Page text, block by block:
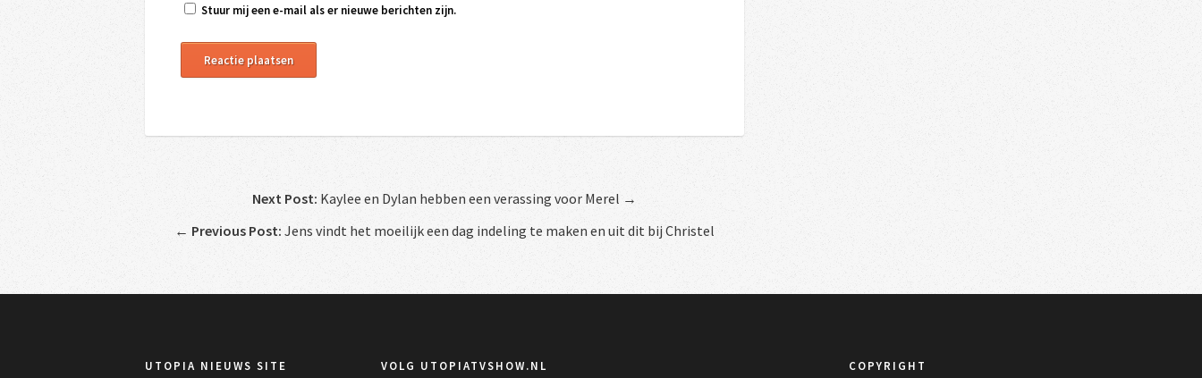
Stuur mij een e-mail als er nieuwe berichten zijn.
Next Post: Kaylee en Dylan hebben een verassing voor Merel →
← Previous Post: Jens vindt het moeilijk een dag indeling te maken en uit dit bij Christel
UTOPIA NIEUWS SITE VOLG UTOPIATVSHOW.NL COPYRIGHT